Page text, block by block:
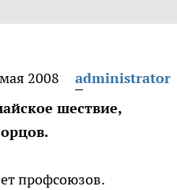
2008
administrator
шествие,
профсоюзов.